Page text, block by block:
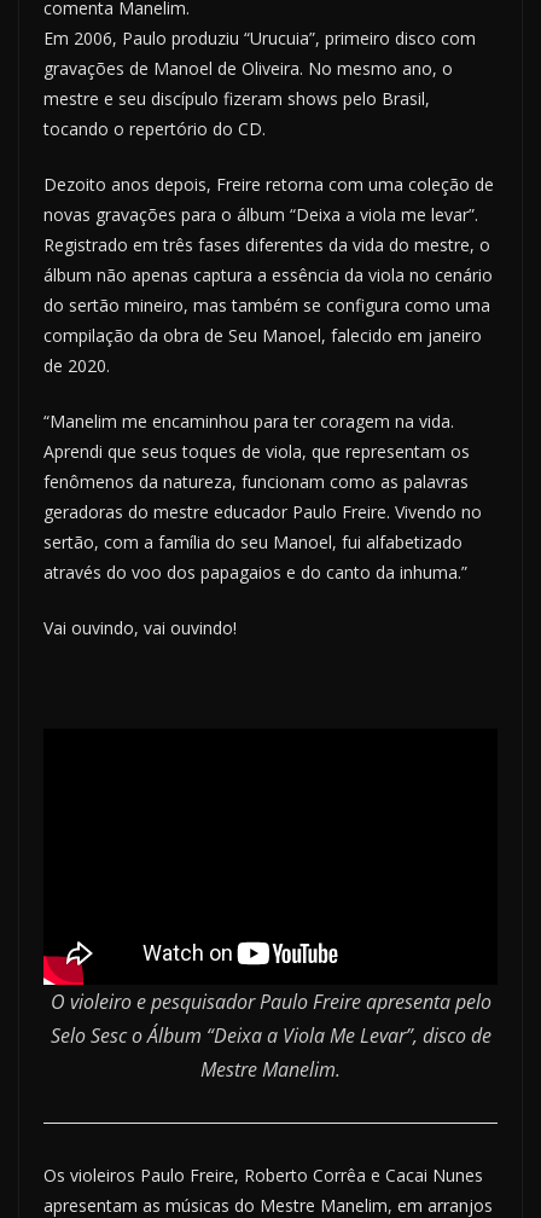
comenta Manelim.
Em 2006, Paulo produziu “Urucuia”, primeiro disco com
gravações de Manoel de Oliveira. No mesmo ano, o
mestre e seu discípulo fizeram shows pelo Brasil,
tocando o repertório do CD.
Dezoito anos depois, Freire retorna com uma coleção de
novas gravações para o álbum “Deixa a viola me levar”.
Registrado em três fases diferentes da vida do mestre, o
álbum não apenas captura a essência da viola no cenário
do sertão mineiro, mas também se configura como uma
compilação da obra de Seu Manoel, falecido em janeiro
de 2020.
“Manelim me encaminhou para ter coragem na vida.
Aprendi que seus toques de viola, que representam os
fenômenos da natureza, funcionam como as palavras
geradoras do mestre educador Paulo Freire. Vivendo no
sertão, com a família do seu Manoel, fui alfabetizado
através do voo dos papagaios e do canto da inhuma.”
Vai ouvindo, vai ouvindo!
O violeiro e pesquisador Paulo Freire apresenta pelo
Selo Sesc o Álbum “Deixa a Viola Me Levar”, disco de
Mestre Manelim.
Os violeiros Paulo Freire, Roberto Corrêa e Cacai Nunes
apresentam as músicas do Mestre Manelim, em arranjos